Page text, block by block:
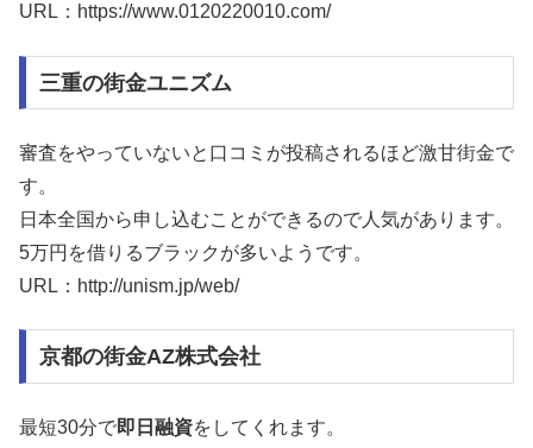
URL：https://www.0120220010.com/
三重の街金ユニズム
審査をやっていないと口コミが投稿されるほど激甘街金で
す。
日本全国から申し込むことができるので人気があります。
5万円を借りるブラックが多いようです。
URL：http://unism.jp/web/
京都の街金AZ株式会社
最短30分で即日融資をしてくれます。